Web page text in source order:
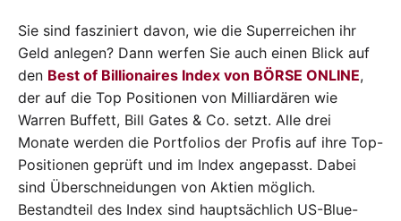
Sie sind fasziniert davon, wie die Superreichen ihr
Geld anlegen? Dann werfen Sie auch einen Blick auf
den Best of Billionaires Index von BÖRSE ONLINE,
der auf die Top Positionen von Milliardären wie
Warren Buffett, Bill Gates & Co. setzt. Alle drei
Monate werden die Portfolios der Profis auf ihre Top-
Positionen geprüft und im Index angepasst. Dabei
sind Überschneidungen von Aktien möglich.
Bestandteil des Index sind hauptsächlich US-Blue-